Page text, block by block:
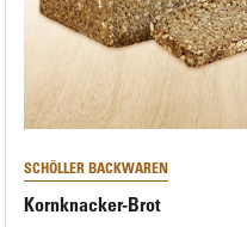
SCHÖLLER BACKWAREN
Kornknacker-Brot